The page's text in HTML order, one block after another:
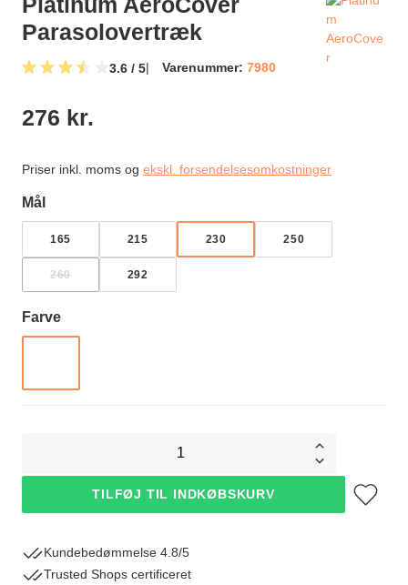
Parasolovertræk
3.6 / 5 Varenummer: 7980
276 kr.
Priser inkl. moms og ekskl. forsendelsesomkostninger
Vælg
Mål
165 215 230 250
260(DENNE MULIGHED ER I ØJEBLIKKET IKKE TILGÆNGELIG.)
292
Vælg
Farve
1
TILFØJ TIL INDKØBSKURV
Tilføj til
Kundebedømmelse 4.8/5
Trusted Shops certificeret